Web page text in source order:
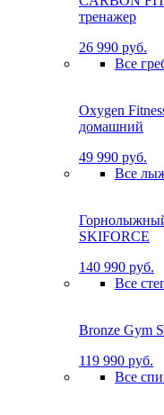
тренажер
26 990 руб.
Все
Oxygen
домашний
49 990 руб.
Все
SKIFORCE
140 990 руб.
Все
Bronze Gym
119 990 руб.
Все